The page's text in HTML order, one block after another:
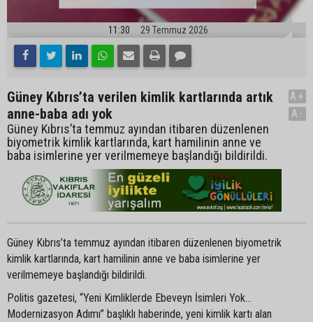
11:30 29 Temmuz 2026
Güney Kıbrıs’ta verilen kimlik kartlarında artık
anne-baba adı yok
Güney Kıbrıs’ta temmuz ayından itibaren düzenlenen
biyometrik kimlik kartlarında, kart hamilinin anne ve
baba isimlerine yer verilmemeye başlandığı bildirildi.
A+
A-
Güney Kıbrıs’ta temmuz ayından itibaren düzenlenen biyometrik
kimlik kartlarında, kart hamilinin anne ve baba isimlerine yer
verilmemeye başlandığı bildirildi.
Politis gazetesi, “Yeni Kimliklerde Ebeveyn İsimleri Yok…
Modernizasyon Adımı” başlıklı haberinde, yeni kimlik kartı alan